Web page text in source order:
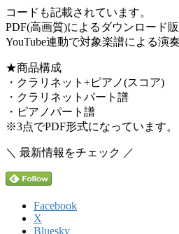
コードも記載されています。
PDF(高画質)によるダウンロード販
YouTube連動で対象楽譜による演
★商品構成
・クラリネット+ピアノ(スコア)
・クラリネットパート譜
・ピアノパート譜
※3点でPDF形式になっています。
＼ 最新情報をチェック ／
Facebook
X
Bluesky